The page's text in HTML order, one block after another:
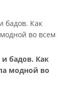
бадов. Как
модной во